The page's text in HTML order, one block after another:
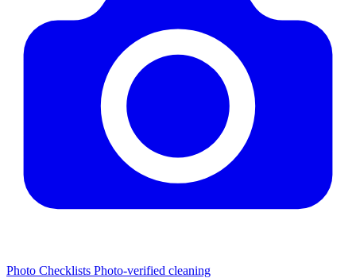
Photo Checklists Photo-verified cleaning